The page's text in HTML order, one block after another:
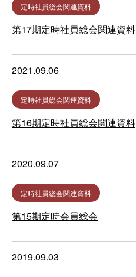
定時社員総会関連資料
第17期定時社員総会関連資料
2021.09.06
定時社員総会関連資料
第16期定時社員総会関連資料
2020.09.07
定時社員総会関連資料
第15期定時会員総会
2019.09.03